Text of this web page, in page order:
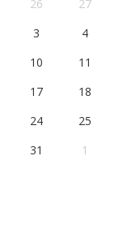
26
27
3
4
10
11
17
18
24
25
31
1